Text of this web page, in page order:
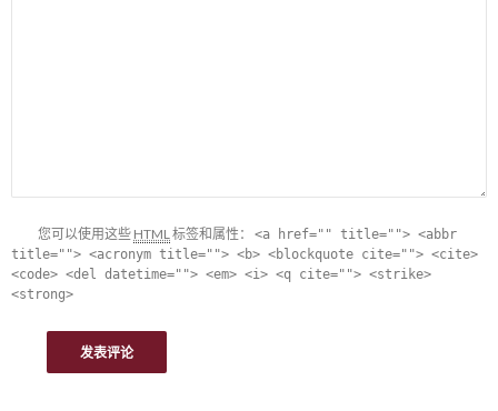
您可以使用这些 HTML标签和属性： <a href="" title=""> <abbr
title=""> <acronym title=""> <b> <blockquote cite=""> <cite>
<code> <del datetime=""> <em> <i> <q cite=""> <strike>
<strong>